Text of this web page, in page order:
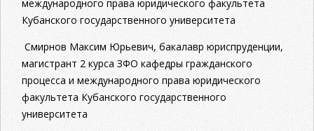
международного права юридического факультета
Кубанского государственного университета
Смирнов Максим Юрьевич, бакалавр юриспруденции,
магистрант 2 курса ЗФО кафедры гражданского
процесса и международного права юридического
факультета Кубанского государственного
университета